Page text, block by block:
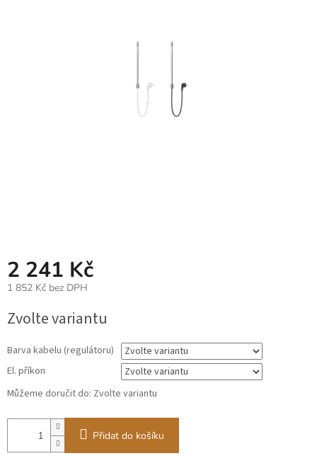
2 241 Kč
1 852 Kč bez DPH
cena:
Zvolte variantu
Barva kabelu (regulátoru)
El. příkon
Můžeme doručit do: Zvolte variantu
Přidat do košíku